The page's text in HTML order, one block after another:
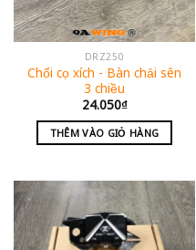
DRZ250
Chổi cọ xích - Bàn chải sên
3 chiều
24.050₫
THÊM VÀO GIỎ HÀNG